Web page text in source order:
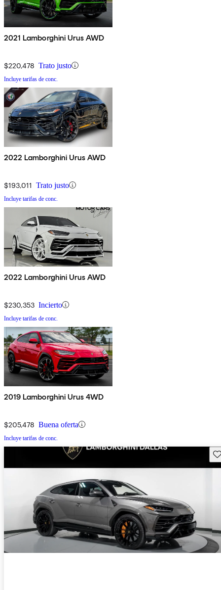
2021 Lamborghini Urus AWD
$220,478 Trato justo
Incluye tarifas de conc.
2022 Lamborghini Urus AWD
$193,011 Trato justo
Incluye tarifas de conc.
2022 Lamborghini Urus AWD
$230,353 Incierto
Incluye tarifas de conc.
2019 Lamborghini Urus 4WD
$205,478 Buena oferta
Incluye tarifas de conc.